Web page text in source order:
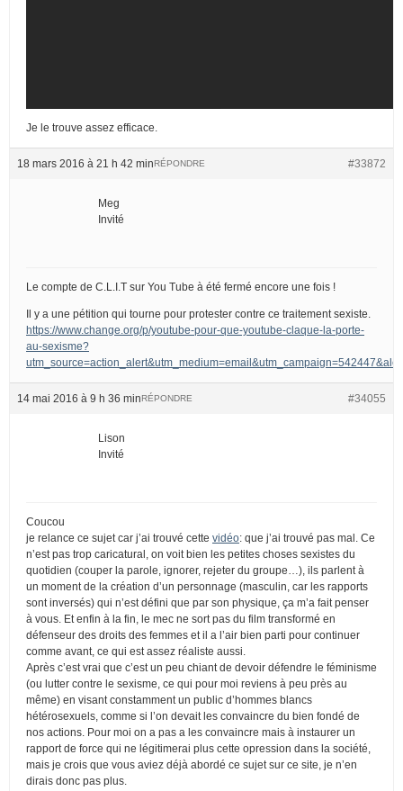
Je le trouve assez efficace.
18 mars 2016 à 21 h 42 min #33872
RÉPONDRE
Meg
Invité
Le compte de C.L.I.T sur You Tube à été fermé encore une fois !
Il y a une pétition qui tourne pour protester contre ce traitement sexiste.
https://www.change.org/p/youtube-pour-que-youtube-claque-la-porte-
au-sexisme?
14 mai 2016 à 9 h 36 min #34055
RÉPONDRE
Lison
Invité
Coucou
je relance ce sujet car j’ai trouvé cette vidéo: que j’ai trouvé pas mal. Ce
n’est pas trop caricatural, on voit bien les petites choses sexistes du
quotidien (couper la parole, ignorer, rejeter du groupe…), ils parlent à
un moment de la création d’un personnage (masculin, car les rapports
sont inversés) qui n’est défini que par son physique, ça m’a fait penser
à vous. Et enfin à la fin, le mec ne sort pas du film transformé en
défenseur des droits des femmes et il a l’air bien parti pour continuer
comme avant, ce qui est assez réaliste aussi.
Après c’est vrai que c’est un peu chiant de devoir défendre le féminisme
(ou lutter contre le sexisme, ce qui pour moi reviens à peu près au
même) en visant constamment un public d’hommes blancs
hétérosexuels, comme si l’on devait les convaincre du bien fondé de
nos actions. Pour moi on a pas a les convaincre mais à instaurer un
rapport de force qui ne légitimerai plus cette opression dans la société,
mais je crois que vous aviez déjà abordé ce sujet sur ce site, je n’en
dirais donc pas plus.